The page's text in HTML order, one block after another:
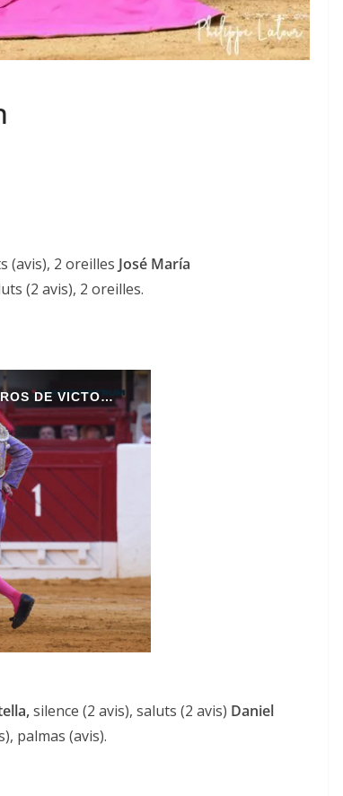
(avis), 2 oreilles José María
(2 avis), 2 oreilles.
silence (2 avis), saluts (2 avis) Daniel
palmas (avis).
CHRONIQUES TAURINES 2026